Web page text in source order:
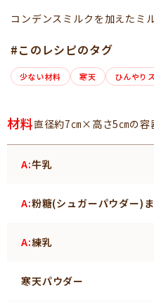
コンデンスミルクを加えたミ
#このレシピのタグ
少ない材料 寒天 ひんやり
材料直径約7㎝×高さ5㎝の容
A:牛乳
A:粉糖(シュガーパウダー)
A:練乳
寒天パウダー